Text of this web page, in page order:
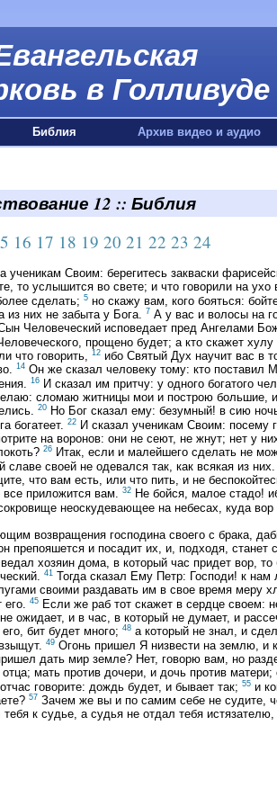
в Голливуде
Библия Архив видео и аудио
12 :: Библия
16 17 18 19 20 21 22 23 24
Своим: берегитесь закваски
то услышится во свете; и что говорили на
сделать; 5 но скажу вам, кого бояться:
них не забыта у Бога. 7 А у вас и волосы на
Человеческий исповедает пред Ангелами
прощено будет; а кто скажет хулу
что говорить, 12 ибо Святый Дух научит вас в
14 Он же сказал человеку тому: кто поставил
16 И сказал им притчу: у одного богатого
сломаю житницы мои и построю большие,
20 Но Бог сказал ему: безумный! в сию
богатеет. 22 И сказал ученикам Своим:
на воронов: они не сеют, не жнут; нет у
26 Итак, если и малейшего сделать не
своей не одевался так, как всякая из них.
что вам есть, или что пить, и не
приложится вам. 32 Не бойся, малое стадо!
неоскудевающее на небесах, куда вор
возвращения господина своего с брака,
препояшется и посадит их, и, подходя, станет
хозяин дома, в который час придет вор,
41 Тогда сказал Ему Петр: Господи! к
своими раздавать им в свое время меру
45 Если же раб тот скажет в сердце своем:
ожидает, и в час, в который не думает, и
бит будет много; 48 а который не знал, и
49 Огонь пришел Я низвести на землю, и
дать мир земле? Нет, говорю вам, но
мать против дочери, и дочь против матери;
говорите: дождь будет, и бывает так; 55 и
57 Зачем же вы и по самим себе не судите,
к судье, а судья не отдал тебя